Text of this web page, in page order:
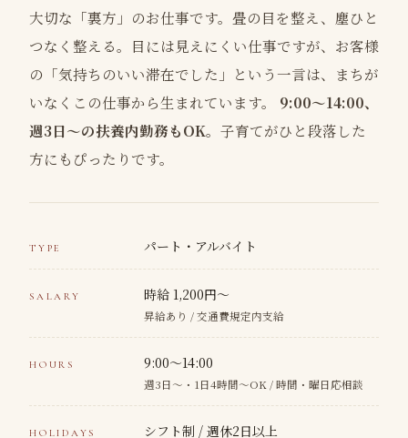
大切な「裏方」のお仕事です。畳の目を整え、塵ひと
つなく整える。目には見えにくい仕事ですが、お客様
の「気持ちのいい滞在でした」という一言は、まちが
いなくこの仕事から生まれています。 9:00〜14:00、
週3日〜の扶養内勤務もOK。子育てがひと段落した
方にもぴったりです。
TYPE パート・アルバイト
SALARY 時給 1,200円〜
昇給あり / 交通費規定内支給
HOURS 9:00〜14:00
週3日〜・1日4時間〜OK / 時間・曜日応相談
HOLIDAYS シフト制 / 週休2日以上